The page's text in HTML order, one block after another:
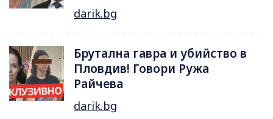
darik.bg
Брутална гавра и убийство в
Пловдив! Говори Ружа
Райчева
darik.bg